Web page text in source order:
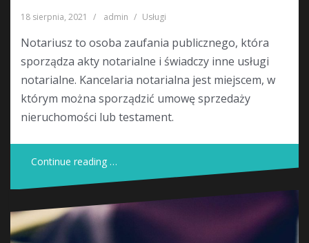
18 sierpnia, 2021 admin Usługi
Notariusz to osoba zaufania publicznego, która
sporządza akty notarialne i świadczy inne usługi
notarialne. Kancelaria notarialna jest miejscem, w
którym można sporządzić umowę sprzedaży
nieruchomości lub testament.
Continue reading …